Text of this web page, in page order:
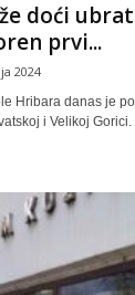
doći
prvi...
2024
Hribara danas je
i Velikoj